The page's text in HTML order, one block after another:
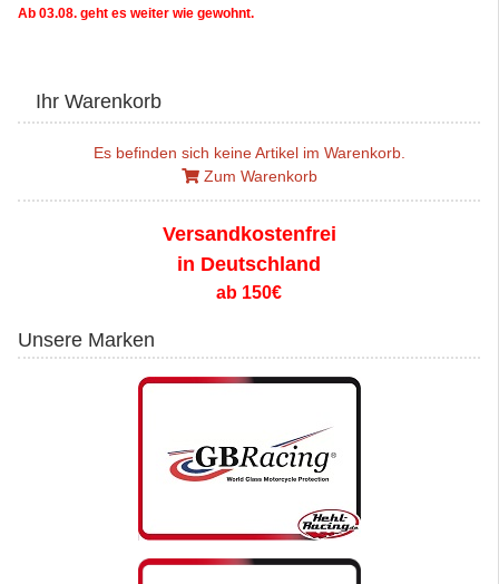
Ab 03.08. geht es weiter wie gewohnt.
Ihr Warenkorb
Es befinden sich keine Artikel im Warenkorb.
Zum Warenkorb
Versandkostenfrei
in Deutschland
ab 150€
Unsere Marken